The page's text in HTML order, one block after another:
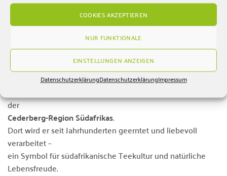
COOKIES AKZEPTIEREN
NUR FUNKTIONALE
EINSTELLUNGEN ANZEIGEN
DatenschutzerklärungDatenschutzerklärungImpressum
Lose Qualitätfür intensives Aroma
Vielseitig kombinierbar– auch als Basis für
Schonend verarbeitetfür natürlichen Geschmack
🌞 Tradition & Herkunft
der
Cederberg-Region Südafrikas.
Dort wird er seit Jahrhunderten geerntet und liebevoll
verarbeitet –
ein Symbol für südafrikanische Teekultur und natürliche
Lebensfreude.